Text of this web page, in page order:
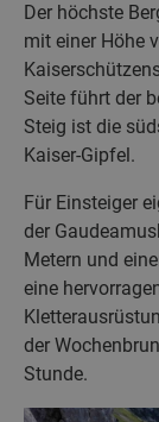
Der höchste
mit einer Höhe
Seite führt der
Steig ist die
Kaiser-Gipfel.
Für Einsteiger
der
Metern und
eine
der
Stunde.